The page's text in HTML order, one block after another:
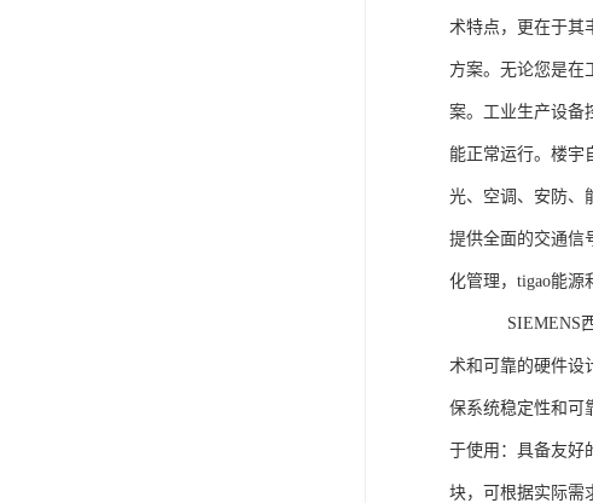
术特点，更在于其
方案。无论您是在
案。工业生产设备
能正常运行。楼宇
光、空调、安防、
提供全面的交通信
化管理，tigao能源
SIEMENS西门
术和可靠的硬件设
保系统稳定性和可
于使用：具备友好
块，可根据实际需